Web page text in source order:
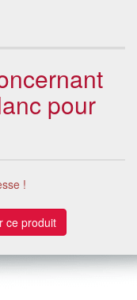
pour
!
ce produit